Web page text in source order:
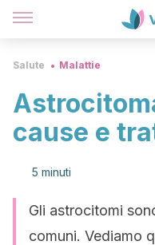
Salute Malattie
cause e
5 minuti
Gli astrocitomi
comuni. Vediamo